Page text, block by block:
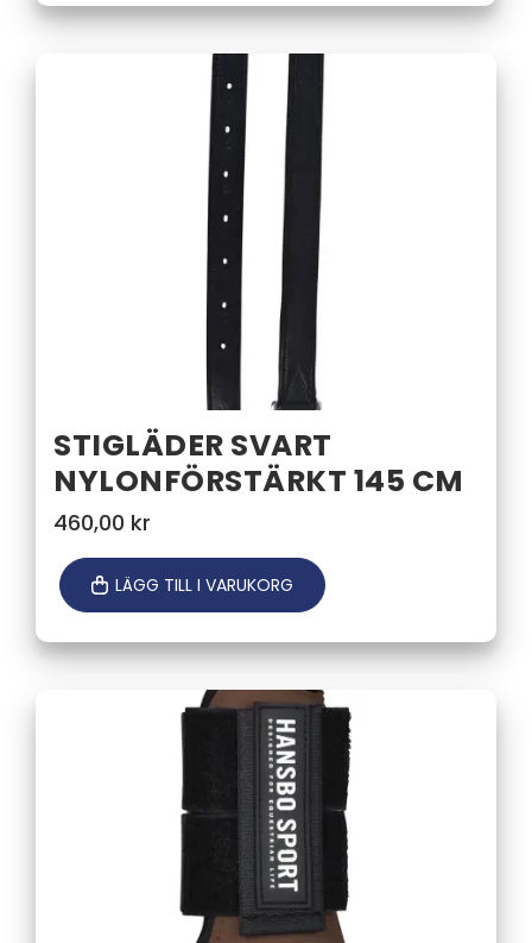
STIGLÄDER SVART
NYLONFÖRSTÄRKT 145 CM
460,00 kr
LÄGG TILL I VARUKORG